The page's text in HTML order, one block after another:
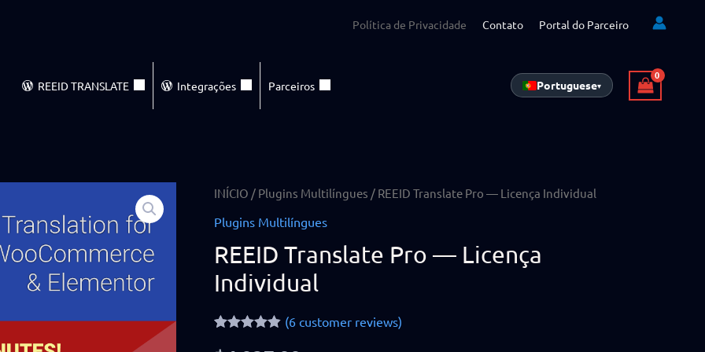
Política de Privacidade Contato Portal do Parceiro
REEID TRANSLATE Integrações Parceiros Portuguese▾
INÍCIO / Plugins Multilíngues / REEID Translate Pro — Licença Individual
Plugins Multilíngues
REEID Translate Pro — Licença
Individual
(6 customer reviews)
REEID
Translate
—
Licença
quantity